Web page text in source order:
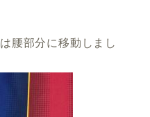
は腰部分に移動しまし